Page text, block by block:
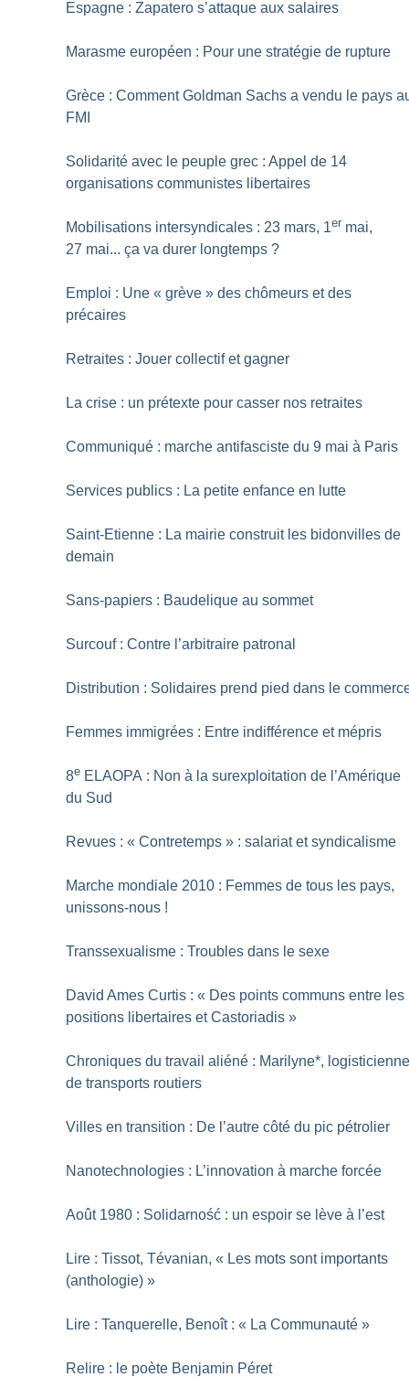
Espagne : Zapatero s’attaque aux salaires
Marasme européen : Pour une stratégie de rupture
Grèce : Comment Goldman Sachs a vendu le pays
FMI
Solidarité avec le peuple grec : Appel de 14
organisations communistes libertaires
Mobilisations intersyndicales : 23 mars, 1er mai,
27 mai... ça va durer longtemps ?
Emploi : Une « grève » des chômeurs et des
précaires
Retraites : Jouer collectif et gagner
La crise : un prétexte pour casser nos retraites
Communiqué : marche antifasciste du 9 mai à Paris
Services publics : La petite enfance en lutte
Saint-Etienne : La mairie construit les bidonvilles de
demain
Sans-papiers : Baudelique au sommet
Surcouf : Contre l’arbitraire patronal
Distribution : Solidaires prend pied dans le
Femmes immigrées : Entre indifférence et mépris
8e ELAOPA : Non à la surexploitation de l’Amérique
du Sud
Revues : « Contretemps » : salariat et syndicalisme
Marche mondiale 2010 : Femmes de tous les pays,
unissons-nous !
Transsexualisme : Troubles dans le sexe
David Ames Curtis : « Des points communs entre les
positions libertaires et Castoriadis »
Chroniques du travail aliéné : Marilyne*,
de transports routiers
Villes en transition : De l’autre côté du pic pétrolier
Nanotechnologies : L’innovation à marche forcée
Août 1980 : Solidarność : un espoir se lève à l’est
Lire : Tissot, Tévanian, « Les mots sont importants
(anthologie) »
Lire : Tanquerelle, Benoît : « La Communauté »
Relire : le poète Benjamin Péret